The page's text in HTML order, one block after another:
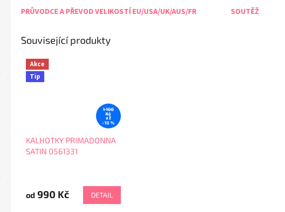
PRŮVODCE A PŘEVOD VELIKOSTÍ EU/USA/UK/AUS/FR SOUTĚŽ
Související produkty
Akce
Tip
1 100
Kč
až
–10 %
KALHOTKY PRIMADONNA
SATIN 0561331
od 990 Kč DETAIL